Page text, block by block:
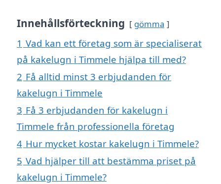
Innehållsförteckning gömma
1 Vad kan ett företag som är specialiserat
på kakelugn i Timmele hjälpa till med?
2 Få alltid minst 3 erbjudanden för
kakelugn i Timmele
3 Få 3 erbjudanden för kakelugn i
Timmele från professionella företag
4 Hur mycket kostar kakelugn i Timmele?
5 Vad hjälper till att bestämma priset på
kakelugn i Timmele?